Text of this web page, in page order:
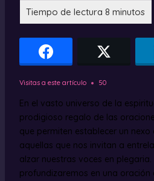
Visitas a este artículo 50
En el vasto universo de la
prodigioso regalo de las
que permiten establecer un nexo
aquellas que nos invitan a
alzar nuestras voces en plegaria.
profundizaremos en una